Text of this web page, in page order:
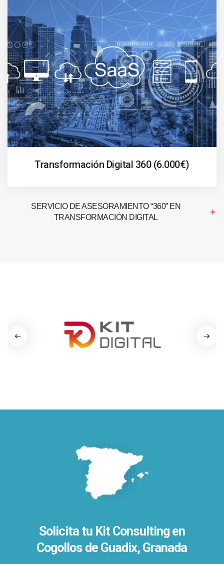
Transformación Digital 360 (6.000€)
SERVICIO DE ASESORAMIENTO “360” EN
TRANSFORMACIÓN DIGITAL
Solicita tu Kit Consulting en
Cogollos de Guadix, Granada